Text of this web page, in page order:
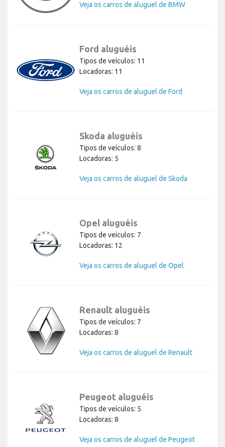
Veja os carros de aluguel de BMW
Ford aluguéis
Tipos de veículos: 11
Locadoras: 11
Veja os carros de aluguel de Ford
Skoda aluguéis
Tipos de veículos: 8
Locadoras: 5
Veja os carros de aluguel de Skoda
Opel aluguéis
Tipos de veículos: 7
Locadoras: 12
Veja os carros de aluguel de Opel
Renault aluguéis
Tipos de veículos: 7
Locadoras: 8
Veja os carros de aluguel de Renault
Peugeot aluguéis
Tipos de veículos: 5
Locadoras: 8
Veja os carros de aluguel de Peugeot